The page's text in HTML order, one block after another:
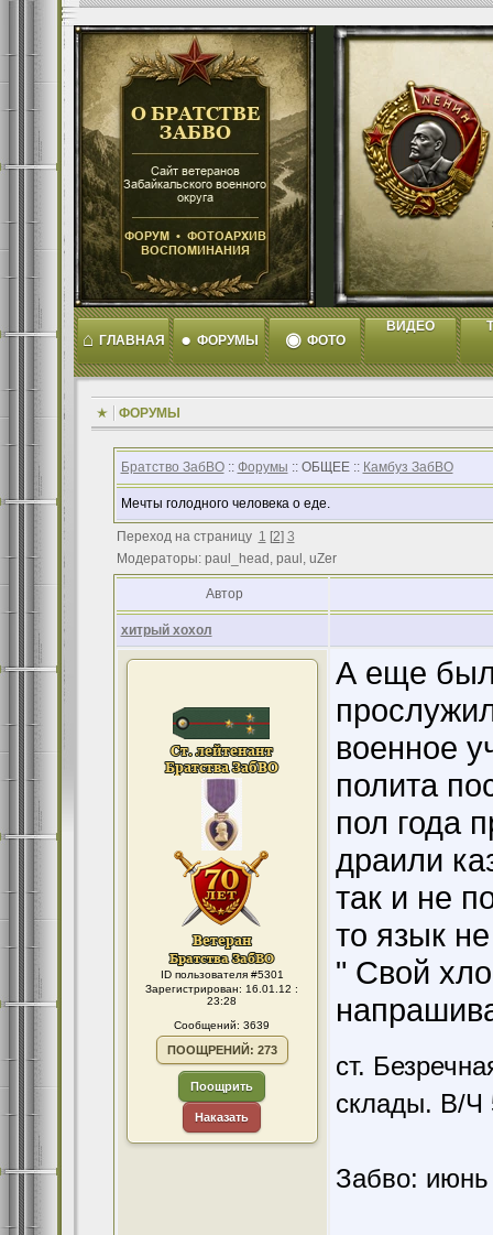
⌂ ГЛАВНАЯ ● ФОРУМЫ ◉ ФОТО
ВИДЕО
ФОРУМЫ
Братство ЗабВО:: Форумы :: ОБЩЕЕ :: Камбуз ЗабВО
Мечты голодного человека о еде.
Переход на страницу 1 [2] 3
Модераторы: paul_head, paul, uZer
Автор
хитрый хохол
ID пользователя #5301
Зарегистрирован: 16.01.12 :
23:28
Сообщений: 3639
ПООЩРЕНИЙ: 273
Поощрить
Наказать
А еще был
военное
полита
пол года
драили
так и не
то язык
" Свой
ст.
склады. В/Ч
Забво: